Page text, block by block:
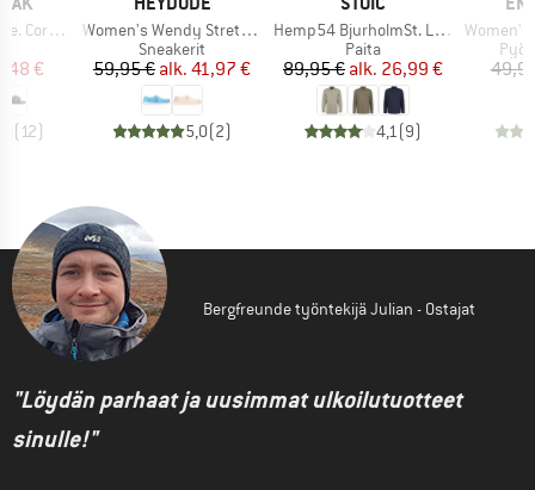
Sandal
hinta
€
(12)
Tuote
Women's Wendy Stretch Sox
Tuoteryhmä
Sneakerit
Hinta
59,95 € Alennettu hinta
alk. 41,97 €
5,0(2)
Tuote
Hemp54 BjurholmSt. L/S Shirt
Tuoteryhmä
Paita
Hinta
89,95 € Alennettu hinta
alk. 26,99 €
4,1(9)
Tuote
Women's Juvel
Bergfreunde työntekijä Julian - Ostajat
"Löydän parhaat ja uusimmat ulkoilutuotteet
sinulle!"